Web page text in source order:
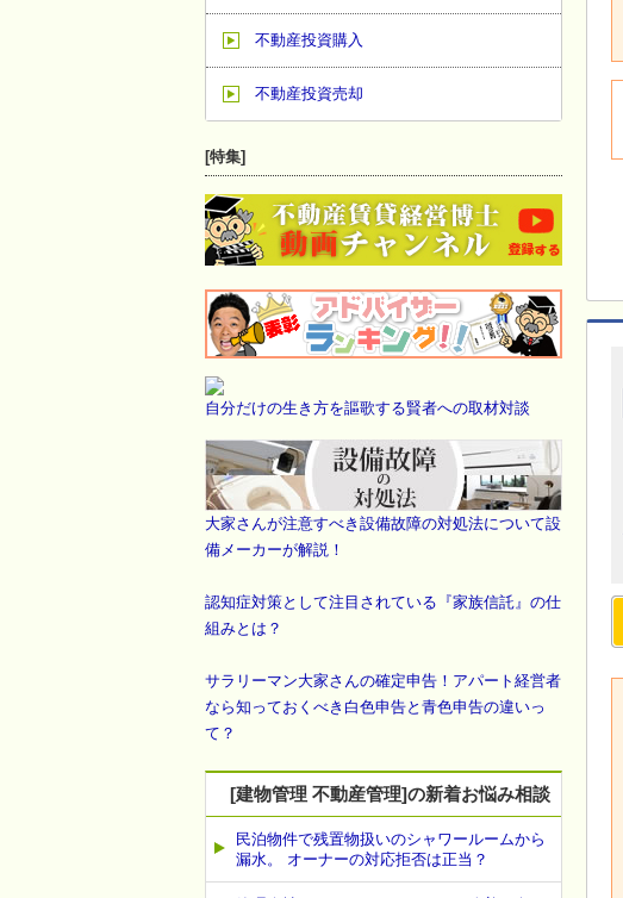
不動産投資購入
不動産投資売却
[特集]
自分だけの生き方を謳歌する賢者への取材対談
大家さんが注意すべき設備故障の対処法について設
備メーカーが解説！
認知症対策として注目されている『家族信託』の仕
組みとは？
サラリーマン大家さんの確定申告！アパート経営者
なら知っておくべき白色申告と青色申告の違いっ
て？
[建物管理 不動産管理]の新着お悩み相談
民泊物件で残置物扱いのシャワールームから
漏水。 オーナーの対応拒否は正当？